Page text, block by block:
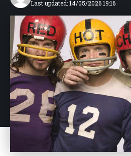
Last updated: 14/05/2026 19:16